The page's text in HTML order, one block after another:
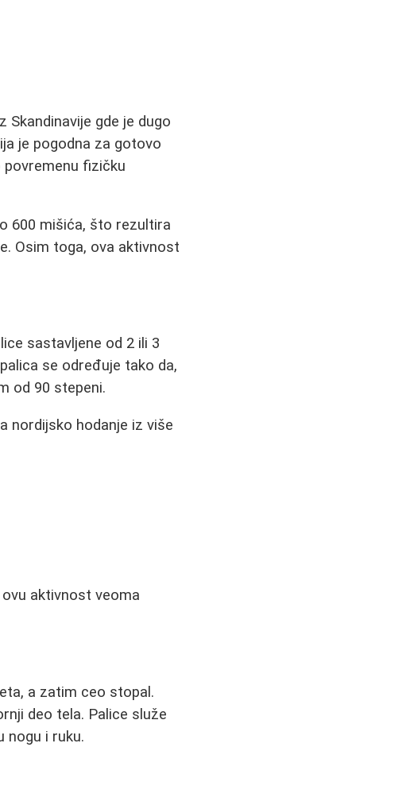
gde je dugo
je pogodna za gotovo
fizičku
600 mišića, što rezultira
Osim toga, ova aktivnost
sastavljene od 2 ili 3
se određuje tako da,
od 90 stepeni.
nordijsko hodanje iz više
aktivnost veoma
a zatim ceo stopal.
deo tela. Palice služe
nogu i ruku.